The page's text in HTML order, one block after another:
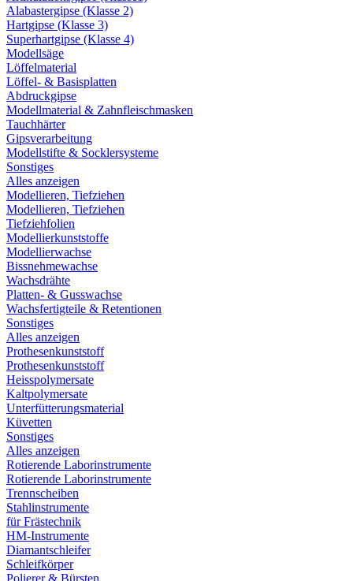
Alabastergipse (Klasse 2)
Hartgipse (Klasse 3)
Superhartgipse (Klasse 4)
Modellsäge
Löffelmaterial
Löffel- & Basisplatten
Abdruckgipse
Modellmaterial & Zahnfleischmasken
Tauchhärter
Gipsverarbeitung
Modellstifte & Socklersysteme
Sonstiges
Alles anzeigen
Modellieren, Tiefziehen
Modellieren, Tiefziehen
Tiefziehfolien
Modellierkunststoffe
Modellierwachse
Bissnehmewachse
Wachsdrähte
Platten- & Gusswachse
Wachsfertigteile & Retentionen
Sonstiges
Alles anzeigen
Prothesenkunststoff
Prothesenkunststoff
Heisspolymersate
Kaltpolymersate
Unterfütterungsmaterial
Küvetten
Sonstiges
Alles anzeigen
Rotierende Laborinstrumente
Rotierende Laborinstrumente
Trennscheiben
Stahlinstrumente
für Frästechnik
HM-Instrumente
Diamantschleifer
Schleifkörper
Polierer & Bürsten